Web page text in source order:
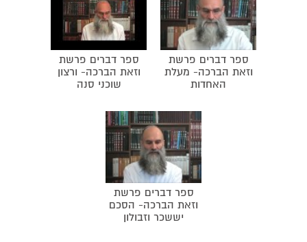
ספר דברים פרשת
וזאת הברכה- מעלת
האחדות
ספר דברים פרשת
וזאת הברכה- ורצון
שוכני סנה
ספר דברים פרשת
וזאת הברכה- הסכם
יששכר וזבולון